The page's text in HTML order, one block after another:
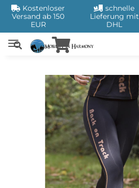
Kostenloser
Versand ab 150
EUR
schnelle
Lieferung mit
DHL